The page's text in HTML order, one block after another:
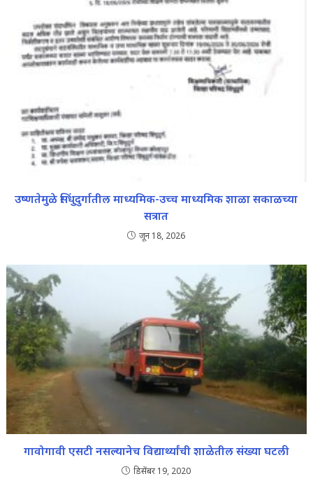
उष्णतेमुळे सिंधुदुर्गातील माध्यमिक-उच्च माध्यमिक शाळा सकाळच्या
सत्रात
जून 18, 2026
गावोगावी एसटी नसल्यानेच विद्यार्थ्यांची शाळेतील संख्या घटली
डिसेंबर 19, 2020